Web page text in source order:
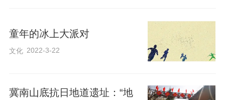
童年的冰上大派对
文化 2022-3-22
冀南山底抗日地道遗址：“地